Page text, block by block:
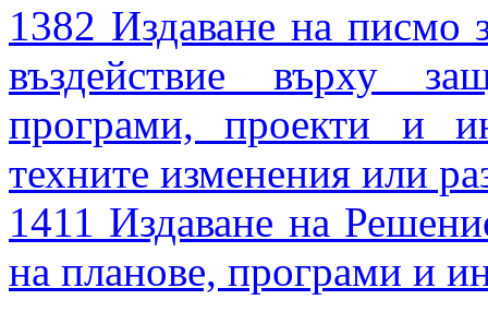
1382 Издаване на писмо
въздействие върху
програми, проекти и
техните изменения или
1411 Издаване на
на планове, програми и